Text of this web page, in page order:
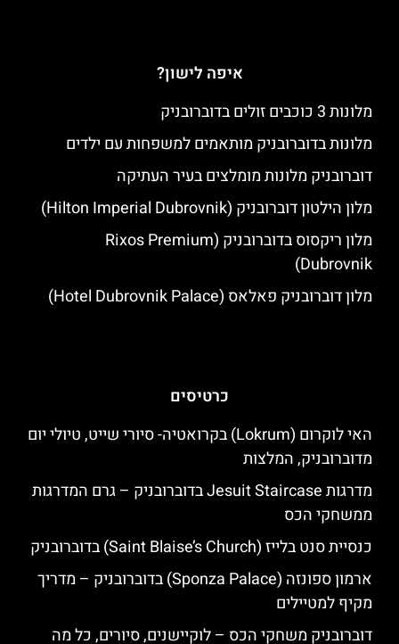
איפה לישון?
מלונות 3 כוכבים זולים בדוברובניק
מלונות בדוברובניק מותאמים למשפחות עם ילדים
דוברובניק מלונות מומלצים בעיר העתיקה
מלון הילטון דוברובניק (Hilton Imperial Dubrovnik)
מלון ריקסוס בדוברובניק (Rixos Premium
Dubrovnik)
מלון דוברובניק פאלאס (Hotel Dubrovnik Palace)
כרטיסים
האי לוקרום (Lokrum) בקרואטיה- סיורי שייט, טיולי יום
מדוברובניק, המלצות
מדרגות Jesuit Staircase בדוברובניק – גרם המדרגות
ממשחקי הכס
כנסיית סנט בלייז (Saint Blaise’s Church) בדוברובניק
ארמון ספונזה (Sponza Palace) בדוברובניק – מדריך
מקיף למטיילים
דוברובניק משחקי הכס – לוקיישנים, סיורים, כל מה